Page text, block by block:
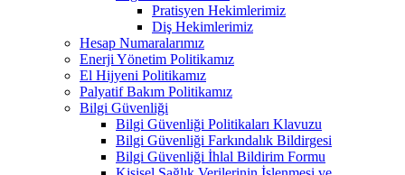
Pratisyen Hekimlerimiz
Diş Hekimlerimiz
Hesap Numaralarımız
Enerji Yönetim Politikamız
El Hijyeni Politikamız
Palyatif Bakım Politikamız
Bilgi Güvenliği
Bilgi Güvenliği Politikaları Klavuzu
Bilgi Güvenliği Farkındalık Bildirgesi
Bilgi Güvenliği İhlal Bildirim Formu